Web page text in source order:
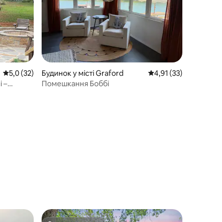
Середня оцінка: 5,0 з 5, відгуки: 32
5,0 (32)
–
Будинок у місті Graford Середня оцінка: 4,91
4,91 (33)
Помешкання Боббі